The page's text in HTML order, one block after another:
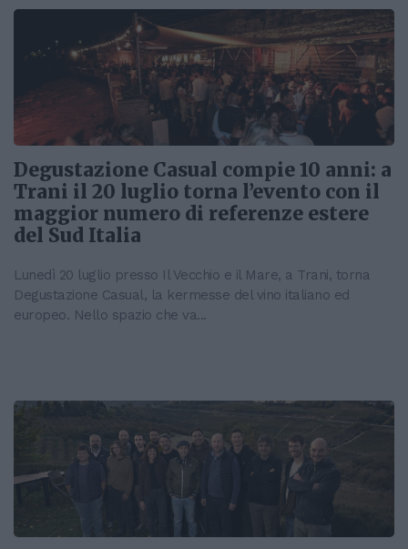
Degustazione Casual compie 10 anni: a
Trani il 20 luglio torna l’evento con il
maggior numero di referenze estere
del Sud Italia
Lunedì 20 luglio presso Il Vecchio e il Mare, a Trani, torna
Degustazione Casual, la kermesse del vino italiano ed
europeo. Nello spazio che va...